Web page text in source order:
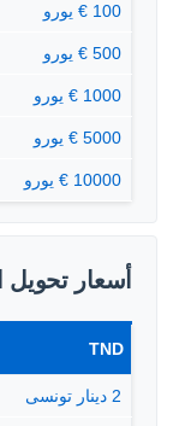
100 € يورو
500 € يورو
1000 € يورو
5000 € يورو
10000 € يورو
أسعار تحويل
TND
2 دينار تونسى